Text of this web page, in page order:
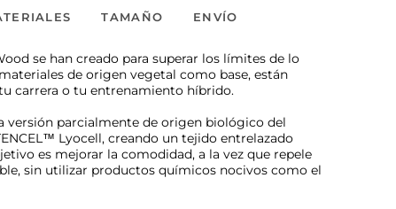
TAMAÑO ENVÍO
se han creado para superar los límites de lo
de origen vegetal como base, están
carrera o tu entrenamiento híbrido.
versión parcialmente de origen biológico del
Lyocell, creando un tejido entrelazado
es mejorar la comodidad, a la vez que repele
sin utilizar productos químicos nocivos como el